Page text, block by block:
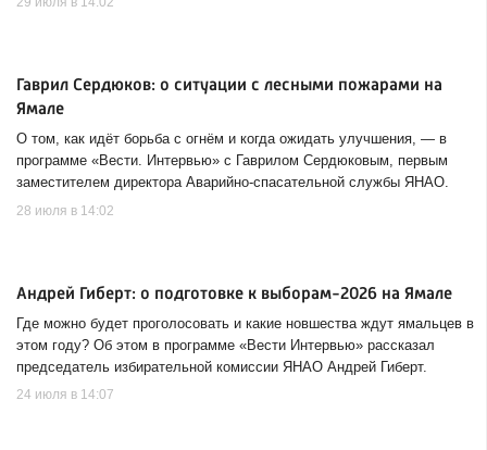
Гаврил Сердюков: о ситуации с лесными пожарами на
Ямале
О том, как идёт борьба с огнём и когда ожидать улучшения, — в
программе «Вести. Интервью» с Гаврилом Сердюковым, первым
заместителем директора Аварийно-спасательной службы ЯНАО.
28 июля в 14:02
Андрей Гиберт: о подготовке к выборам-2026 на Ямале
Где можно будет проголосовать и какие новшества ждут ямальцев в
этом году? Об этом в программе «Вести Интервью» рассказал
председатель избирательной комиссии ЯНАО Андрей Гиберт.
24 июля в 14:07